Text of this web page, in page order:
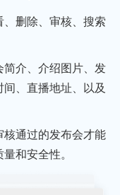
删除、审核、搜索
简介、介绍图片、发
、直播地址、以及
核通过的发布会才能
和安全性。